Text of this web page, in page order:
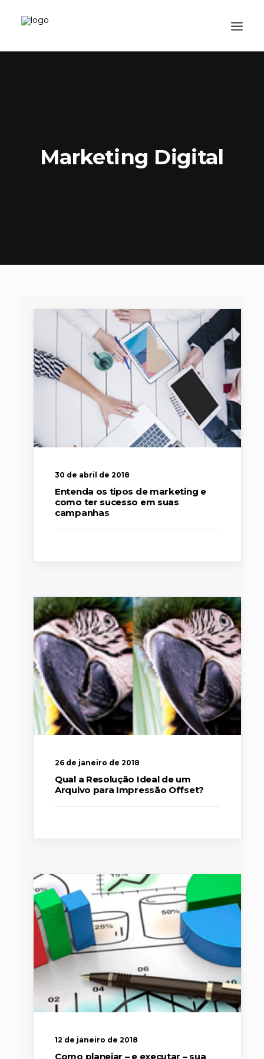
Marketing Digital
30 de abril de 2018
Entenda os tipos de marketing e
como ter sucesso em suas
campanhas
26 de janeiro de 2018
Qual a Resolução Ideal de um
Arquivo para Impressão Offset?
12 de janeiro de 2018
Como planejar – e executar – sua